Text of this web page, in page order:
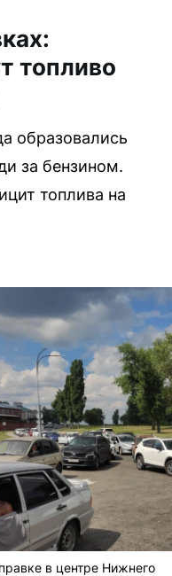
топливо
образовались
за бензином.
топлива на
в центре Нижнего